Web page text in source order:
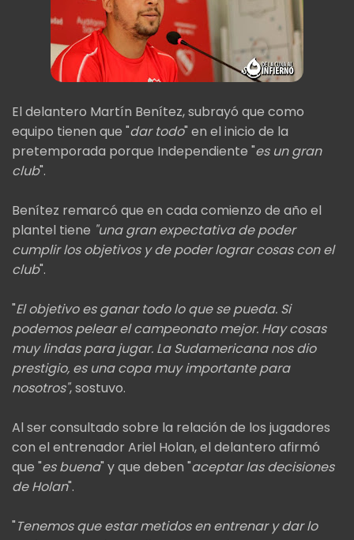
El delantero Martín Benítez, subrayó que como
equipo tienen que "dar todo" en el inicio de la
pretemporada porque Independiente "es un gran
club".
Benítez remarcó que en cada comienzo de año el
plantel tiene "una gran expectativa de poder
cumplir los objetivos y de poder lograr cosas con el
club".
"El objetivo es ganar todo lo que se pueda. Si
podemos pelear el campeonato mejor. Hay cosas
muy lindas para jugar. La Sudamericana nos dio
prestigio, es una copa muy importante para
nosotros", sostuvo.
Al ser consultado sobre la relación de los jugadores
con el entrenador Ariel Holan, el delantero afirmó
que "es buena" y que deben "aceptar las decisiones
de Holan".
"Tenemos que estar metidos en entrenar y dar lo